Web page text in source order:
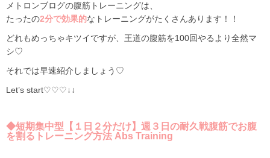
メトロンブログの腹筋トレーニングは、
たったの2分で効果的なトレーニングがたくさんあります！！
どれもめっちゃキツイですが、王道の腹筋を100回やるより全然マ
シ♡
それでは早速紹介しましょう♡
Let’s start♡♡♡↓↓
◆短期集中型【１日２分だけ】週３日の耐久戦腹筋でお腹
を割るトレーニング方法 Abs Training